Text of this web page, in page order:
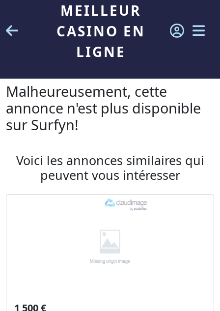
MEILLEUR
CASINO EN
LIGNE
Malheureusement, cette
annonce n'est plus disponible
sur Surfyn!
Voici les annonces similaires qui
peuvent vous intéresser
1 500 €